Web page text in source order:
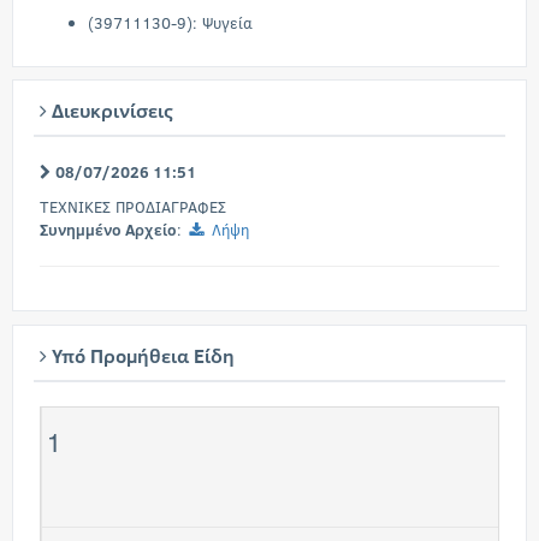
(39711130-9): Ψυγεία
Διευκρινίσεις
08/07/2026 11:51
ΤΕΧΝΙΚΕΣ ΠΡΟΔΙΑΓΡΑΦΕΣ
Συνημμένο Αρχείο: Λήψη
Υπό Προμήθεια Είδη
1